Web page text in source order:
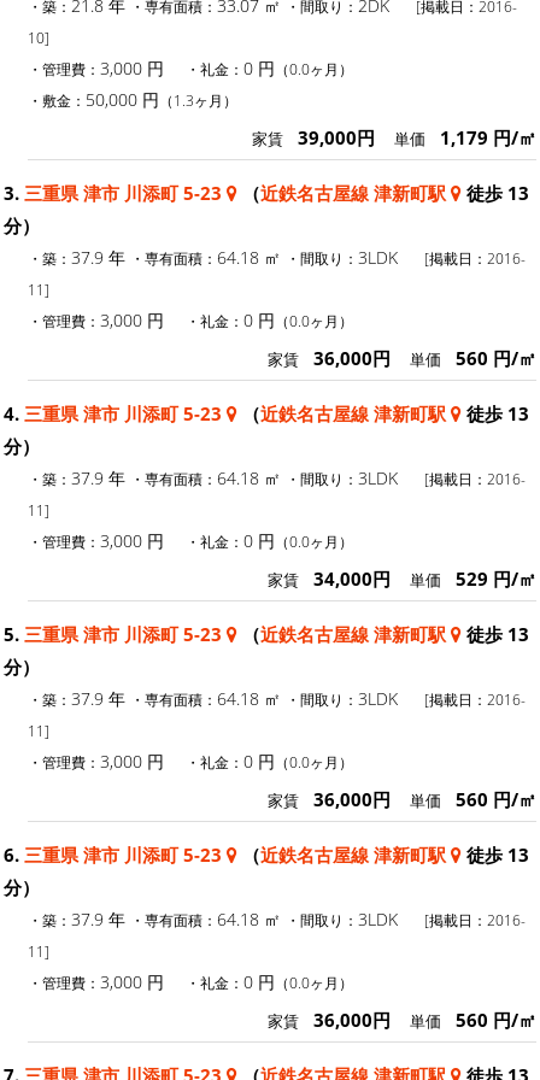
・築： 21.8 年 ・専有面積： 33.07 ㎡ ・間取り： 2DK
[掲載日：2016-
10]
・管理費： 3,000 円 ・礼金： 0 円 （0.0ヶ月）
・敷金： 50,000 円 （1.3ヶ月）
家賃 39,000円 単価 1,179 円/㎡
3. 三重県 津市 川添町 5-23 （近鉄名古屋線 津新町駅
徒歩 13
分）
・築： 37.9 年 ・専有面積： 64.18 ㎡ ・間取り： 3LDK
[掲載日：2016-
11]
・管理費： 3,000 円 ・礼金： 0 円 （0.0ヶ月）
家賃 36,000円 単価 560 円/㎡
4. 三重県 津市 川添町 5-23 （近鉄名古屋線 津新町駅
徒歩 13
分）
・築： 37.9 年 ・専有面積： 64.18 ㎡ ・間取り： 3LDK
[掲載日：2016-
11]
・管理費： 3,000 円 ・礼金： 0 円 （0.0ヶ月）
家賃 34,000円 単価 529 円/㎡
5. 三重県 津市 川添町 5-23 （近鉄名古屋線 津新町駅
徒歩 13
分）
・築： 37.9 年 ・専有面積： 64.18 ㎡ ・間取り： 3LDK
[掲載日：2016-
11]
・管理費： 3,000 円 ・礼金： 0 円 （0.0ヶ月）
家賃 36,000円 単価 560 円/㎡
6. 三重県 津市 川添町 5-23 （近鉄名古屋線 津新町駅
徒歩 13
分）
・築： 37.9 年 ・専有面積： 64.18 ㎡ ・間取り： 3LDK
[掲載日：2016-
11]
・管理費： 3,000 円 ・礼金： 0 円 （0.0ヶ月）
家賃 36,000円 単価 560 円/㎡
7. 三重県 津市 川添町 5-23 （近鉄名古屋線 津新町駅 徒歩 13